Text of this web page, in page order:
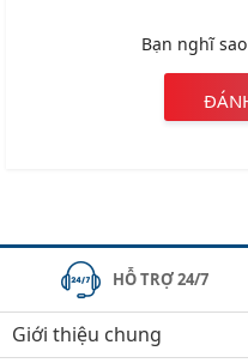
Bạn nghĩ
HỖ TRỢ 24/7
Giới thiệu chung